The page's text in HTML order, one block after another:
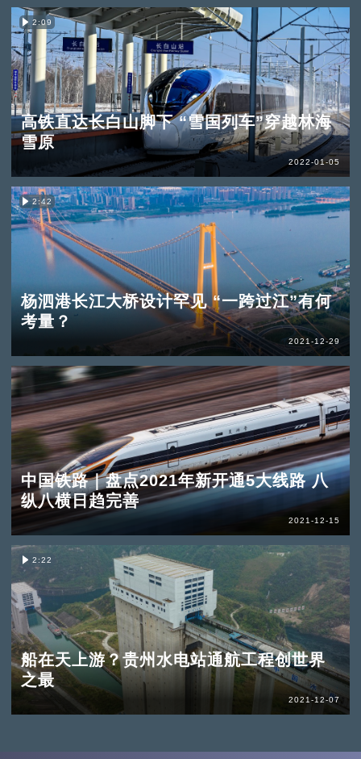
2:09
高铁直达长白山脚下 “雪国列车”穿越林海
雪原
2022-01-05
2:42
杨泗港长江大桥设计罕见 “一跨过江”有何
考量？
2021-12-29
中国铁路｜盘点2021年新开通5大线路 八
纵八横日趋完善
2021-12-15
2:22
船在天上游？贵州水电站通航工程创世界
之最
2021-12-07